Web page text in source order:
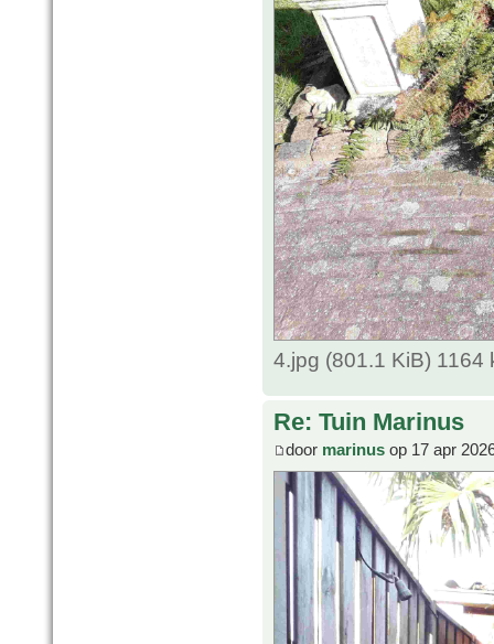
4.jpg (801.1 KiB) 1164
Re: Tuin Marinus
door marinus op 17 apr